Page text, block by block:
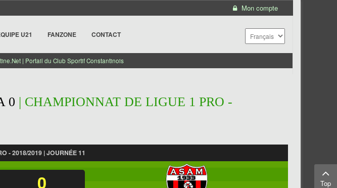
Mon compte
U21 FANZONE CONTACT
| Portail du Club Sportif Constantinois
0 | CHAMPIONNAT DE LIGUE 1 PRO -
- 2018/2019 | JOURNÉE 11
0 Top